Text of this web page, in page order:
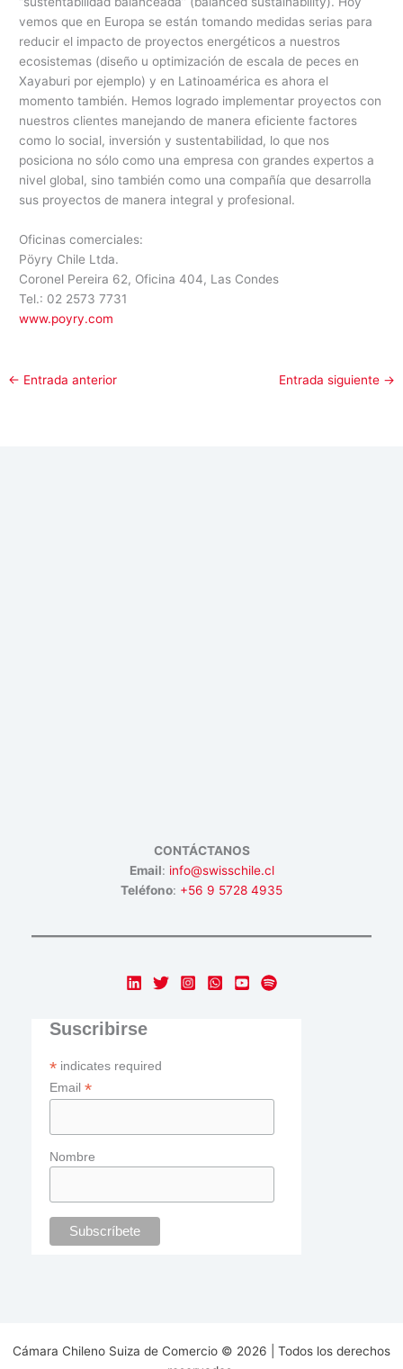
vemos que en Europa se están tomando medidas serias para
reducir el impacto de proyectos energéticos a nuestros
ecosistemas (diseño u optimización de escala de peces en
Xayaburi por ejemplo) y en Latinoamérica es ahora el
momento también. Hemos logrado implementar proyectos con
nuestros clientes manejando de manera eficiente factores
como lo social, inversión y sustentabilidad, lo que nos
posiciona no sólo como una empresa con grandes expertos a
nivel global, sino también como una compañía que desarrolla
sus proyectos de manera integral y profesional.
Oficinas comerciales:
Pöyry Chile Ltda.
Coronel Pereira 62, Oficina 404, Las Condes
Tel.: 02 2573 7731
www.poyry.com
← Entrada anterior Entrada siguiente →
CONTÁCTANOS
Email: info@swisschile.cl
Teléfono: +56 9 5728 4935
Suscribirse
* indicates required
Email *
Nombre
Cámara Chileno Suiza de Comercio © 2026 | Todos los derechos